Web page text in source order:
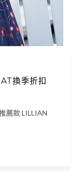
換季折扣
薦款 LILLIAN